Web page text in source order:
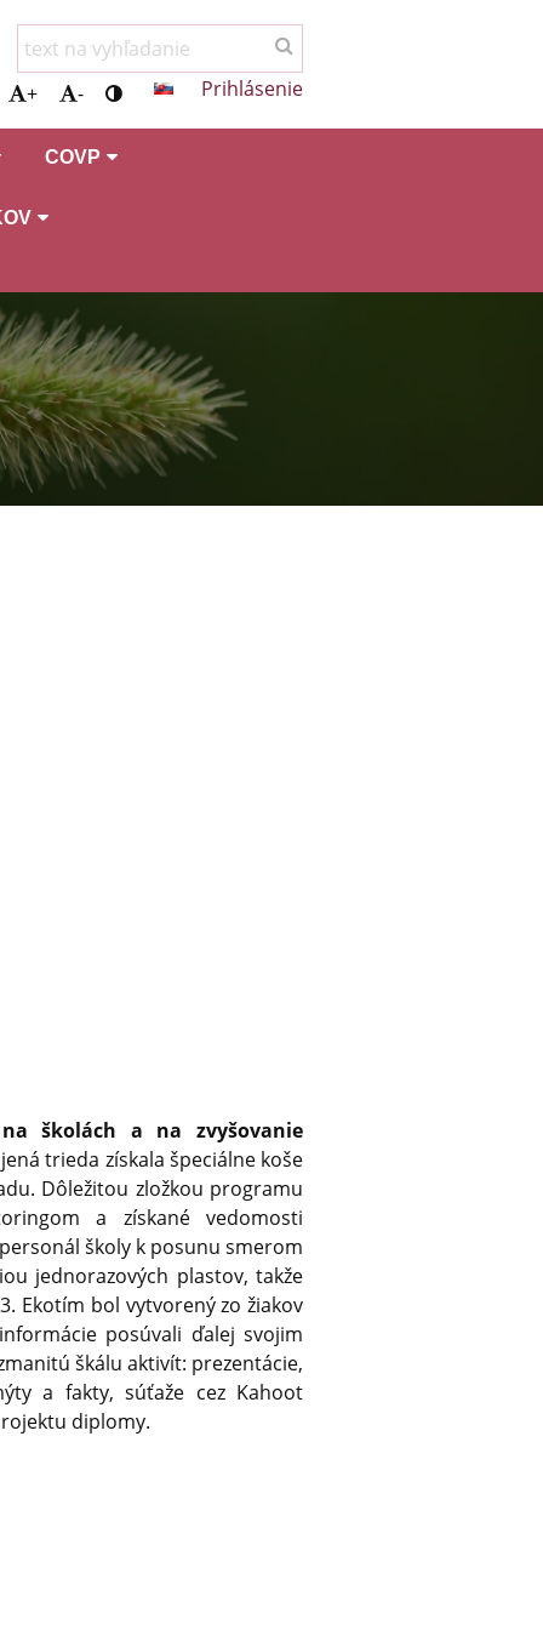
+ - Prihlásenie
COVP
školách a na zvyšovanie
trieda získala špeciálne koše
Dôležitou zložkou programu
a získané vedomosti
školy k posunu smerom
jednorazových plastov, takže
Ekotím bol vytvorený zo žiakov
posúvali ďalej svojim
škálu aktivít: prezentácie,
a fakty, súťaže cez Kahoot
diplomy.